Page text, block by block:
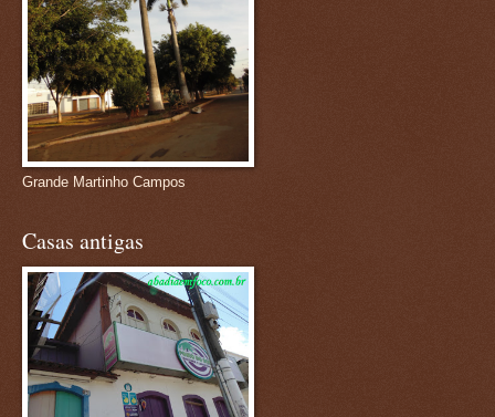
Grande Martinho Campos
Casas antigas